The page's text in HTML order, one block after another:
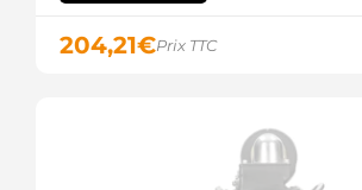
204,21€Prix TTC